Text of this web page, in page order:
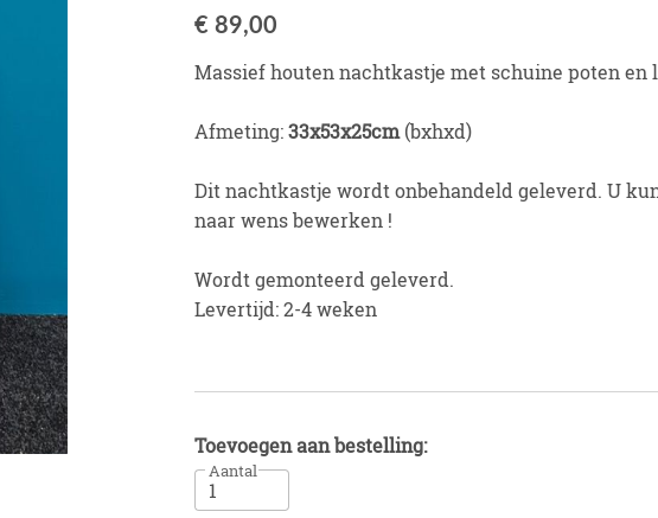
€ 89,00
Massief houten nachtkastje met schuine poten en
Afmeting:33x53x25cm(bxhxd)
Dit nachtkastje wordt onbehandeld geleverd. U
naar wens bewerken !
Wordt gemonteerd geleverd.
Levertijd: 2-4 weken
Toevoegen aan bestelling:
Aantal